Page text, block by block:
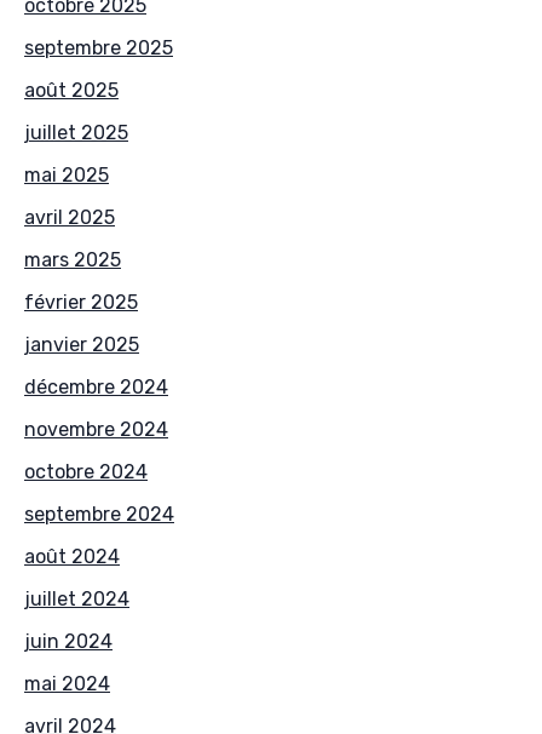
octobre 2025
septembre 2025
août 2025
juillet 2025
mai 2025
avril 2025
mars 2025
février 2025
janvier 2025
décembre 2024
novembre 2024
octobre 2024
septembre 2024
août 2024
juillet 2024
juin 2024
mai 2024
avril 2024